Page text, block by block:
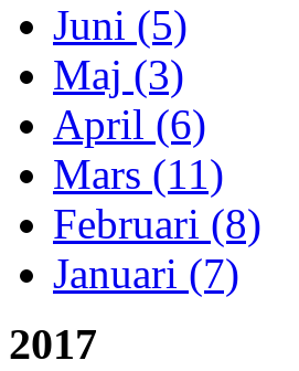
Juni (5)
Maj (3)
April (6)
Mars (11)
Februari (8)
Januari (7)
2017